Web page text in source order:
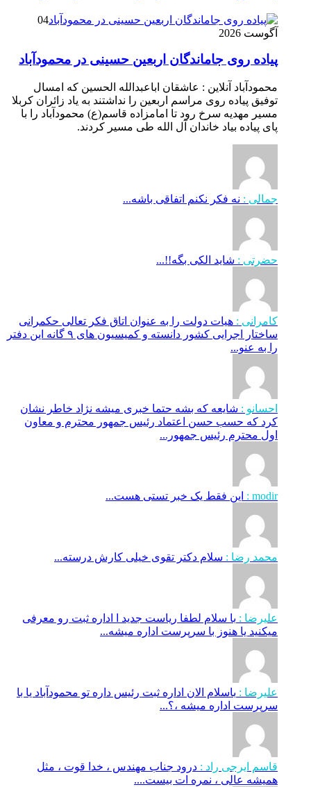
04
آگوست 2026
پیاده روی جاماندگان اربعین حسینی در محمودآباد
محمودآباد آنلاین : عاشقان اباعبدالله الحسین که امسال
توفیق پیاده روی مراسم اربعین را نداشتند به یاد زائران کربلا
مسیر مهدیه سرخ رود تا امامزاده قاسم(ع) محمودآباد را با
پای پیاده بیاد خاندان آل الله طی مسیر کردند.
جمالی : نه فکر نکنم اتفاقی باشه...
حضرتی : شاید الکی بگه!!...
کامرانی : هیات دولت را به عنوان اتاق فکر تعالی حکمرانی
ساختار اجرایی کشور دانسته و کمیسیون های ۹ گانه این دفتر
را به عنو...
احسانو : شایعه که بشه حتما خبری میشه نژاد خاطر نشان
کرد که حسب حسن اعتماد رئیس جمهور محترم و معاون
اول محترم رئیس جمهور...
modir : این فقط یک خبر تستی هست...
محمد رضا : سلام دکتر تقوی خیلی کارش درسته...
علیرضا : با سلام لطفا ریاست جدید ا اداره ثبت‌ رو معرفی
میکنید یا هنوز با سرپرست اداره‌ میشه...
علیرضا : باسلام الان اداره ثبت رئیس داره تو محمودآباد یا با
سرپرست اداره میشه ،؟...
قاسم ایرجی راد : درود جناب مهندس ، خدا قوت ، مثل
همیشه عالی ، نمره ات بیست....